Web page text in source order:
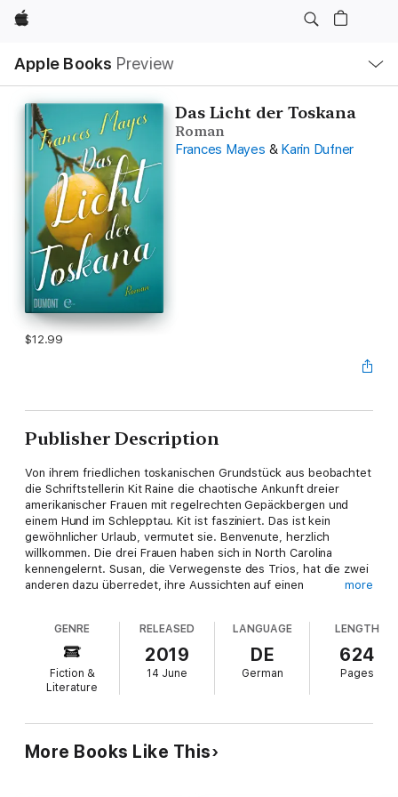
Apple
Apple Books Preview
Nav
Open
Menu
Das Licht der Toskana
Roman
Frances Mayes & Karin Dufner
$12.99
Publisher Description
Von ihrem friedlichen toskanischen Grundstück aus beobachtet
die Schriftstellerin Kit Raine die chaotische Ankunft dreier
amerikanischer Frauen mit regelrechten Gepäckbergen und
einem Hund im Schlepptau. Kit ist fasziniert. Das ist kein
gewöhnlicher Urlaub, vermutet sie. Benvenute, herzlich
willkommen. Die drei Frauen haben sich in North Carolina
kennengelernt. Susan, die Verwegenste des Trios, hat die zwei
anderen dazu überredet, ihre Aussichten auf einen
Freundinnen sind aufgeschlossen und neugierig, müssen sich
jedoch zuerst in der fremden Kultur zurechtfinden. Susan
macht sich daran, den verwilderten Garten in eine romantische
Oase zu verwandeln. Julia, ohnehin eine begnadete Köchin, ist
fest entschlossen, eine Meisterin der italienischen Küche zu
zu sein, überkommt bei den neuen und überwältigenden
Eindrucken das Bedürfnis, wieder zu malen. Kit begleitet die
more
GENRE
Fiction &
Literature
RELEASED
2019
14 June
LANGUAGE
DE
German
LENGTH
624
Pages
More Books Like This